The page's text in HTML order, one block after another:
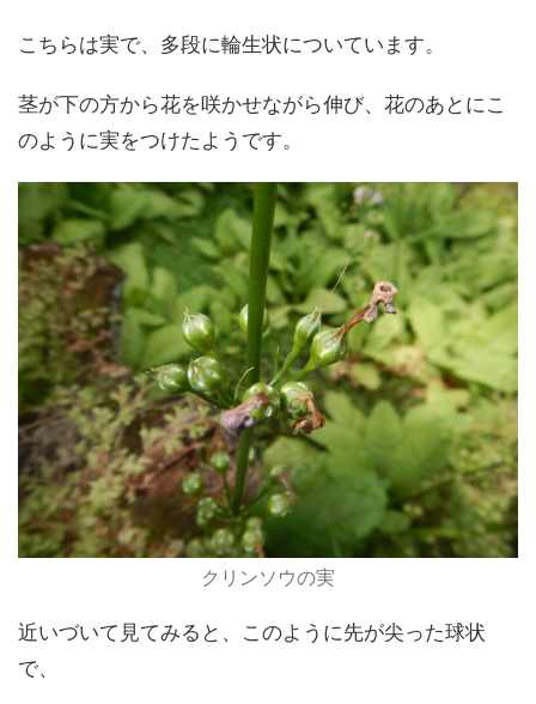
こちらは実で、多段に輪生状についています。
茎が下の方から花を咲かせながら伸び、花のあとにこ
のように実をつけたようです。
クリンソウの実
近いづいて見てみると、このように先が尖った球状
で、